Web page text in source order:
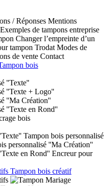
/ Réponses Mentions
Exemples de tampons entreprise
Changer l’empreinte d’un
tampon Trodat Modes de
de vente Contact
bois
Tampon bois personnalisé
personnalisé ''Ma Création''
en Rond'' Encreur pour
Tampon bois créatif